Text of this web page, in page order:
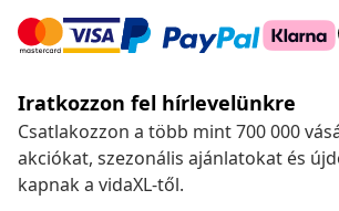
Iratkozzon fel hírlevelünkre
Csatlakozzon a több mint 700 000
akciókat, szezonális ajánlatokat és
kapnak a vidaXL-től.